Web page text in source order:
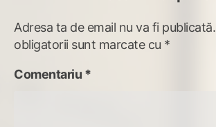
Adresa ta de email nu va fi publicată.
obligatorii sunt marcate cu *
Comentariu *